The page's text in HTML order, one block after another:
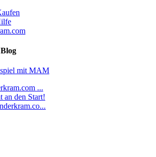
mit MAM
...
an den Start!